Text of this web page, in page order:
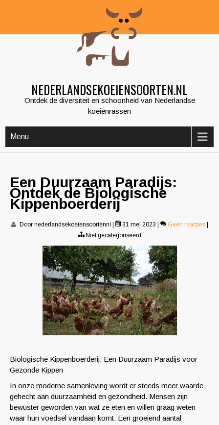
NEDERLANDSEKOEIENSOORTEN.NL
Ontdek de diversiteit en schoonheid van Nederlandse
koeienrassen
Menu
Een Duurzaam Paradijs:
Ontdek de Biologische
Kippenboerderij
Door nederlandsekoeiensoortennl 31 mei 2023 Geen reacties
Niet gecategoriseerd
Biologische Kippenboerderij: Een Duurzaam Paradijs voor
Gezonde Kippen
In onze moderne samenleving wordt er steeds meer waarde
gehecht aan duurzaamheid en gezondheid. Mensen zijn
bewuster geworden van wat ze eten en willen graag weten
waar hun voedsel vandaan komt. Een groeiend aantal